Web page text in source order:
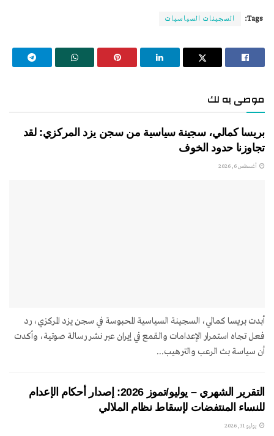
Tags: السجينات السياسيات
موصى به لك
بريسا كمالي، سجينة سياسية من سجن يزد المركزي: لقد
تجاوزنا حدود الخوف
أغسطس 6, 2026
أبدت بريسا كمالي، السجينة السياسية المحبوسة في سجن يزد المركزي، رد
فعل تجاه استمرار الإعدامات والقمع في إيران عبر نشر رسالة صوتية، وأكدت
أن سياسة بث الرعب والترهيب...
التقرير الشهري – يوليو/تموز 2026: إصدار أحكام الإعدام
للنساء المنتفضات لإسقاط نظام الملالي
يوليو 31, 2026